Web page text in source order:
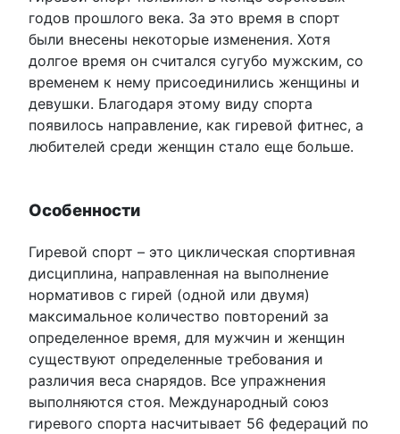
годов прошлого века. За это время в спорт
были внесены некоторые изменения. Хотя
долгое время он считался сугубо мужским, со
временем к нему присоединились женщины и
девушки. Благодаря этому виду спорта
появилось направление, как гиревой фитнес, а
любителей среди женщин стало еще больше.
Особенности
Гиревой спорт – это циклическая спортивная
дисциплина, направленная на выполнение
нормативов с гирей (одной или двумя)
максимальное количество повторений за
определенное время, для мужчин и женщин
существуют определенные требования и
различия веса снарядов. Все упражнения
выполняются стоя. Международный союз
гиревого спорта насчитывает 56 федераций по